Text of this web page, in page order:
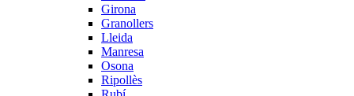
Girona
Granollers
Lleida
Manresa
Osona
Ripollès